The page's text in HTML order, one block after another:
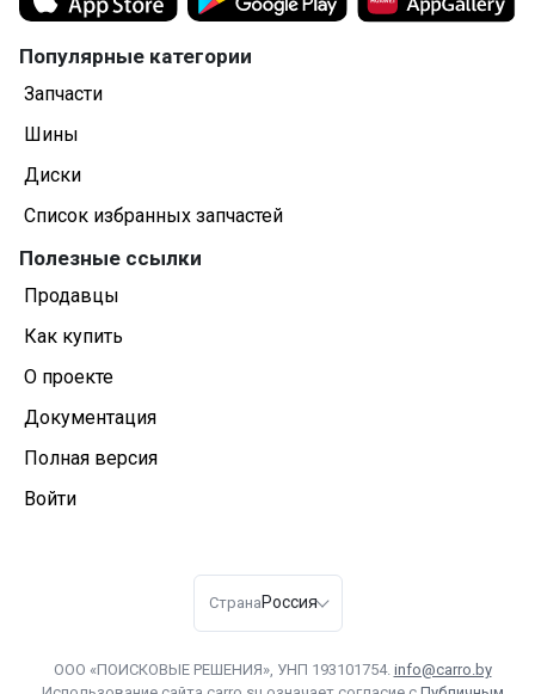
Популярные категории
Запчасти
Шины
Диски
Список избранных запчастей
Полезные ссылки
Продавцы
Как купить
О проекте
Документация
Полная версия
Войти
Страна Россия
ООО «ПОИСКОВЫЕ РЕШЕНИЯ», УНП 193101754. info@carro.by